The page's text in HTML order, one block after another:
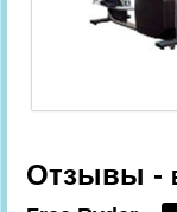
Отзывы -